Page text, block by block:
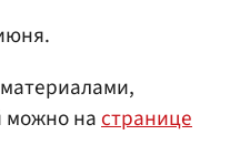
можно настранице